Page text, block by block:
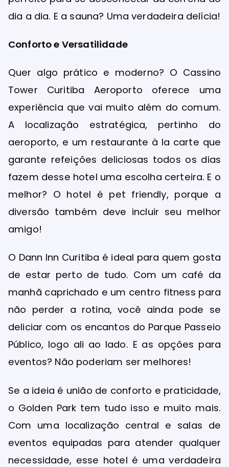
dia a dia. E a sauna? Uma verdadeira delícia!
Conforto e Versatilidade
Quer algo prático e moderno? O Cassino
Tower Curitiba Aeroporto oferece uma
experiência que vai muito além do comum.
A localização estratégica, pertinho do
aeroporto, e um restaurante à la carte que
garante refeições deliciosas todos os dias
fazem desse hotel uma escolha certeira. E o
melhor? O hotel é pet friendly, porque a
diversão também deve incluir seu melhor
amigo!
O Dann Inn Curitiba é ideal para quem gosta
de estar perto de tudo. Com um café da
manhã caprichado e um centro fitness para
não perder a rotina, você ainda pode se
deliciar com os encantos do Parque Passeio
Público, logo ali ao lado. E as opções para
eventos? Não poderiam ser melhores!
Se a ideia é união de conforto e praticidade,
o Golden Park tem tudo isso e muito mais.
Com uma localização central e salas de
eventos equipadas para atender qualquer
necessidade, esse hotel é uma verdadeira